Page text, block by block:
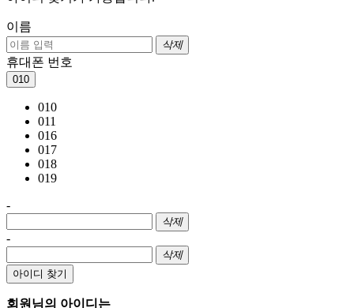
이름
삭제
휴대폰 번호
010
010
011
016
017
018
019
-
삭제
-
삭제
아이디 찾기
회원님의 아이디는